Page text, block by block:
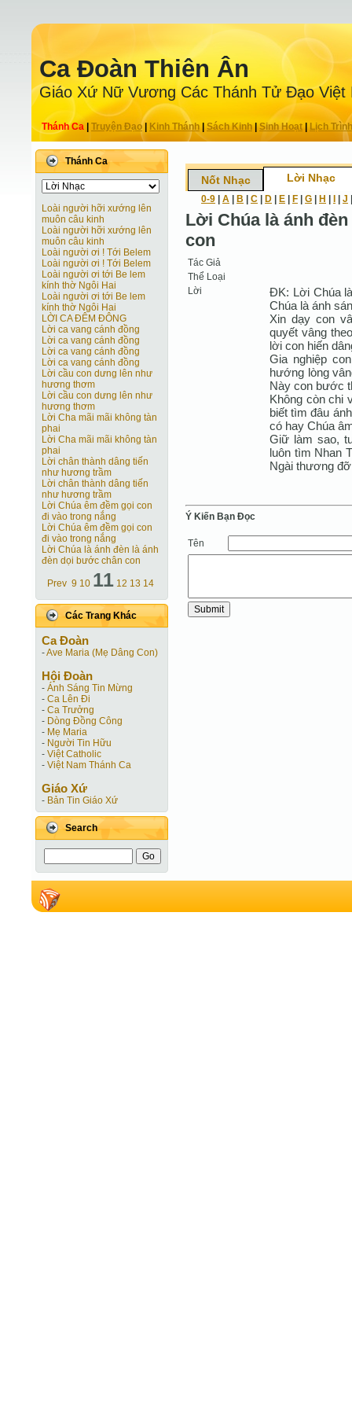
Ca Ðoàn Thiên Ân
Giáo Xứ Nữ Vương Các Thánh Tử Ðạo Việt
Thánh Ca Truyện Ðạo| Kinh Thánh Sách Kinh|Sinh Hoạt| Lịch Trình
Thánh Ca
Loài người hỡi xướng lên
muôn câu kinh
Loài người hỡi xướng lên
muôn câu kinh
Loài người ơi ! Tới Belem
Loài người ơi ! Tới Belem
Loài người ơi tới Be lem
kính thờ Ngôi Hai
Loài người ơi tới Be lem
kính thờ Ngôi Hai
LỜI CA ĐÊM ĐÔNG
Lời ca vang cánh đồng
Lời ca vang cánh đồng
Lời ca vang cánh đồng
Lời ca vang cánh đồng
Lời cầu con dưng lên như
hương thơm
Lời cầu con dưng lên như
hương thơm
Lời Cha mãi mãi không tàn
phai
Lời Cha mãi mãi không tàn
phai
Lời chân thành dâng tiến
như hương trầm
Lời chân thành dâng tiến
như hương trầm
Lời Chúa êm đềm gọi con
đi vào trong nắng
Lời Chúa êm đềm gọi con
đi vào trong nắng
Lời Chúa là ánh đèn là ánh
đèn dọi bước chân con
Prev 9 10 11 12 13 14
Các Trang Khác
Ca Ðoàn
-Ave Maria (Mẹ Dâng Con)
Hội Ðoàn
- Ánh Sáng Tin Mừng
- Ca Lên Đi
- Ca Trưởng
- Dòng Đồng Công
- Mẹ Maria
- Người Tin Hữu
- Việt Catholic
- Việt Nam Thánh Ca
Giáo Xứ
- Bản Tin Giáo Xứ
Search
Nốt Nhạc Lời Nhạc
0-9 A B C D E F G H J
Lời Chúa là ánh
con
Tác Giả
Thể Loại
Lời
ĐK: Lời Chúa
Chúa là ánh
Xin dạy con
quyết vâng
lời con hiến
Gia nghiệp
hướng lòng
Này con bước
Không còn chi
biết tìm đâu
có hay Chúa
Giữ làm sao,
luôn tìm Nhan
Ngài thương
Ý Kiến Bạn Ðọc
Tên